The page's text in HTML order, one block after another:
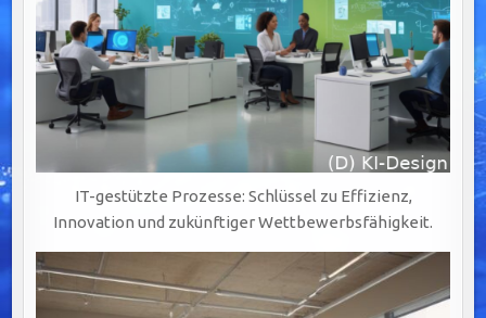
IT-gestützte Prozesse: Schlüssel zu Effizienz,
Innovation und zukünftiger Wettbewerbsfähigkeit.